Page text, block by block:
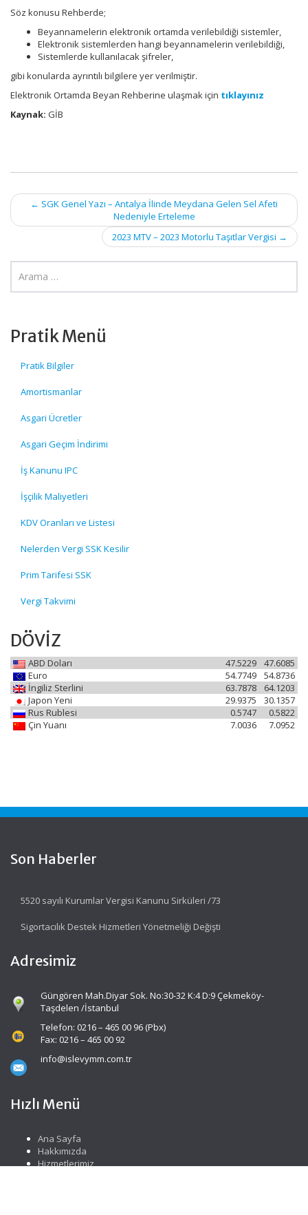
Söz konusu Rehberde;
Beyannamelerin elektronik ortamda verilebildiği sistemler,
Elektronik sistemlerden hangi beyannamelerin verilebildiği,
Sistemlerde kullanılacak şifreler,
gibi konularda ayrıntılı bilgilere yer verilmiştir.
Elektronik Ortamda Beyan Rehberine ulaşmak için tıklayınız
Kaynak: GİB
Post
navigation
← SGK Genel Yazı – Antalya İlinde Meydana Gelen Sel Afeti
Nedeniyle Erteleme
2023 MTV – 2023 Motorlu Taşıtlar Vergisi →
Pratik Menü
Pratik Bilgiler
Amortismanlar
Asgari Ücretler
Asgari Geçim İndirimi
İş Kanunu IPC
İşçilik Maliyetleri
KDV Oranları ve Listesi
Nelerden Vergi SSK Kesilir
Prim Tarifesi SSK
Vergi Takvimi
DÖVİZ
ABD Doları 47.6085
47.5229
Euro
54.8736
54.7749
İngiliz Sterlini
64.1203
63.7878
Japon Yeni
30.1357
29.9375
Rus Rublesi
0.5822
0.5747
Çin Yuanı
7.0952
7.0036
Son Haberler
5520 sayılı Kurumlar Vergisi Kanunu Sirküleri /73
Sigortacılık Destek Hizmetleri Yönetmeliği Değişti
Adresimiz
Güngören Mah.Diyar Sok. No:30-32 K:4 D:9 Çekmeköy-
Taşdelen /İstanbul
Telefon: 0216 – 465 00 96 (Pbx)
Fax: 0216 – 465 00 92
info@islevymm.com.tr
Hızlı Menü
Ana Sayfa
Hakkımızda
Hizmetlerimiz